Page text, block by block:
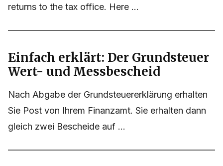
returns to the tax office. Here ...
Einfach erklärt: Der Grundsteuer
Wert- und Messbescheid
Nach Abgabe der Grundsteuererklärung erhalten
Sie Post von Ihrem Finanzamt. Sie erhalten dann
gleich zwei Bescheide auf ...